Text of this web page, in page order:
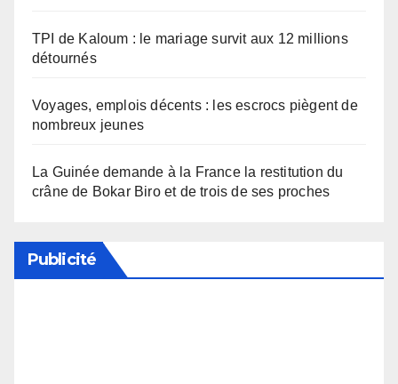
TPI de Kaloum : le mariage survit aux 12 millions
détournés
Voyages, emplois décents : les escrocs piègent de
nombreux jeunes
La Guinée demande à la France la restitution du
crâne de Bokar Biro et de trois de ses proches
Publicité